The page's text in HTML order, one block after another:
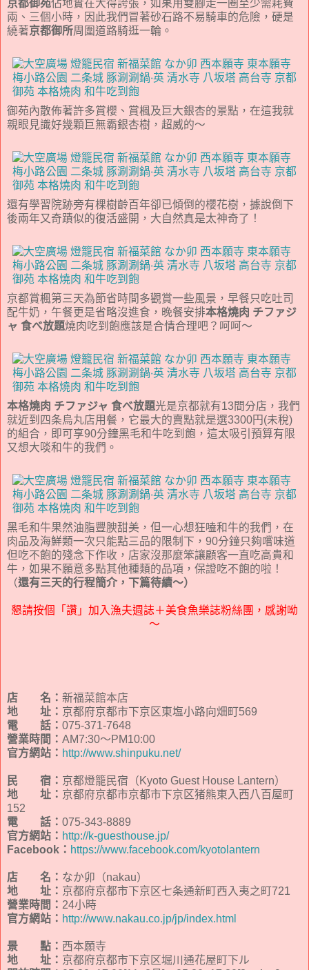
京都御苑佔地實在大得誇張，如果用雙腳走一圈至少需耗費
兩、三個小時，因此我們冒著砂石路不易騎車的危險，硬是
繞著京都御所周圍道路騎逛一輪。
御苑內散佈著許多賞櫻、賞楓及巨大銀杏的景點，在這我就
親眼見識好幾顆巨無霸銀杏樹，超威的～
還有學習院跡旁有棵樹齡百年卻已傾倒的櫻花樹，據說倒下
後兩年又奇蹟似的復活盛開，大自然真是太神奇了！
京都賞楓第三天為節省時間多觀賞一些風景，早餐只吃吐司
配牛奶，午餐更是省略沒進食，晚餐安排本格燒肉 チファジ
ャ 食べ放題燒肉吃到飽應該是合情合理吧？呵呵～
本格燒肉 チファジャ 食べ放題光是京都就有13間分店，我們
就近到四条烏丸店用餐，它最大的賣點就是選3300円(未稅)
的組合，即可享90分鐘黑毛和牛吃到飽，這太吸引預算有限
又想大啖和牛的我們。
黑毛和牛果然油脂豐腴甜美，但一心想狂嗑和牛的我們，在
肉品及海鮮類一次只能點三品的限制下，90分鐘只夠嚐味道
但吃不飽的殘念下作收，店家沒那麼笨讓顧客一直吃高貴和
牛，如果不願意多點其他種類的品項，保證吃不飽的啦！
（還有三天的行程簡介，下篇待續～）
懇請按個「讚」加入漁夫週誌＋美食魚樂誌粉絲團，感謝呦
～
店 名： 新福菜館本店
地 址： 京都府京都市下京区東塩小路向畑町569
電 話： 075-371-7648
營業時間： AM7:30～PM10:00
官方網站： http://www.shinpuku.net/
民 宿： 京都燈籠民宿（Kyoto Guest House Lantern）
地 址： 京都府京都市京都市下京区猪熊東入西八百屋町
152
電 話： 075-343-8889
官方網站： http://k-guesthouse.jp/
Facebook： https://www.facebook.com/kyotolantern
店 名： なか卯（nakau）
地 址： 京都府京都市下京区七条通新町西入夷之町721
營業時間： 24小時
官方網站： http://www.nakau.co.jp/jp/index.html
景 點： 西本願寺
地 址： 京都府京都市下京区堀川通花屋町下ル